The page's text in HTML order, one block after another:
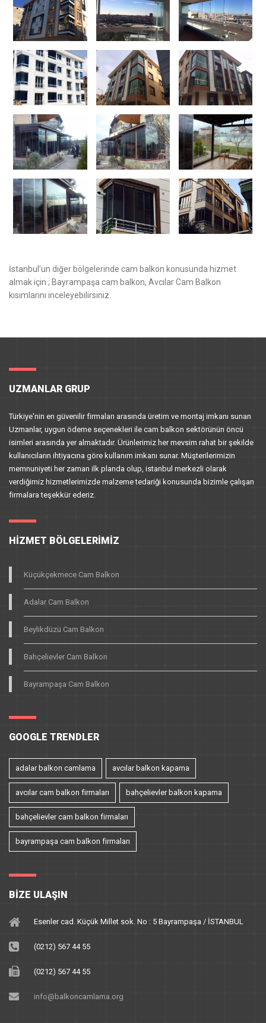
İstanbul’un diğer bölgelerinde cam balkon konusunda hizmet
almak için ; Bayrampaşa cam balkon, Avcılar Cam Balkon
kısımlarını inceleyebilirsiniz.
UZMANLAR GRUP
Türkiye'nin en güvenilir firmaları arasında üretim ve montaj imkanı sunan
Uzmanlar, uygun ödeme seçenekleri ile cam balkon sektörünün öncü
isimleri arasında yer almaktadır. Ürünlerimiz her mevsim rahat bir şekilde
kullanıcıların ihtiyacına göre kullanım imkanı sunar. Müşterilerimizin
memnuniyeti her zaman ilk planda olup, istanbul merkezli olarak
verdiğimiz hizmetlerimizde malzeme tedariği konusunda bizimle çalışan
firmalara teşekkür ederiz.
HIZMET BÖLGELERIMIZ
Küçükçekmece Cam Balkon
Adalar Cam Balkon
Beylikdüzü Cam Balkon
Bahçelievler Cam Balkon
Bayrampaşa Cam Balkon
GOOGLE TRENDLER
adalar balkon camlama avcılar balkon kapama
avcılar cam balkon firmaları bahçelievler balkon kapama
bahçelievler cam balkon firmaları
bayrampaşa cam balkon firmaları
BIZE ULAŞIN
Esenler cad. Küçük Millet sok. No : 5 Bayrampaşa / İSTANBUL
(0212) 567 44 55
(0212) 567 44 55
info@balkoncamlama.org